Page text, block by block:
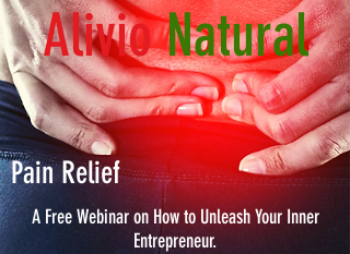
Alivio Natural
Pain Relief
A Free Webinar on How to Unleash Your Inner
Entrepreneur.